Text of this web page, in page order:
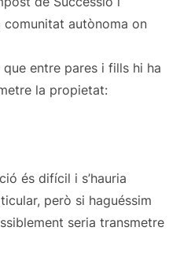
comunitat autònoma on
que entre pares i fills hi ha
la propietat:
és difícil i s’hauria
però si haguéssim
seria transmetre